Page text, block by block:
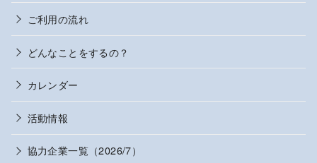
ご利用の流れ
どんなことをするの？
カレンダー
活動情報
協力企業一覧（2026/7）